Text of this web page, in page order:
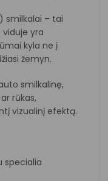
smilkalai – tai
viduje yra
kyla ne į
žemyn.
smilkalinę,
rūkas,
vizualinį efektą.
specialia